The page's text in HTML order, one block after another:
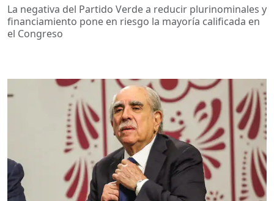
La negativa del Partido Verde a reducir plurinominales y
financiamiento pone en riesgo la mayoría calificada en
el Congreso